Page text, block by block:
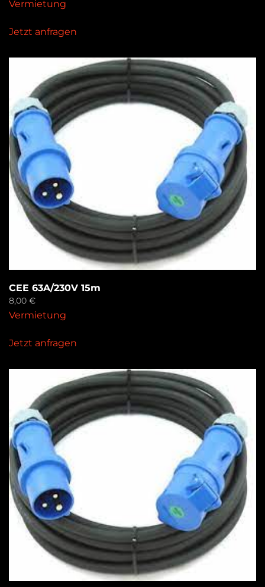
Vermietung
Jetzt anfragen
CEE 63A/230V 15m
8,00 €
Vermietung
Jetzt anfragen